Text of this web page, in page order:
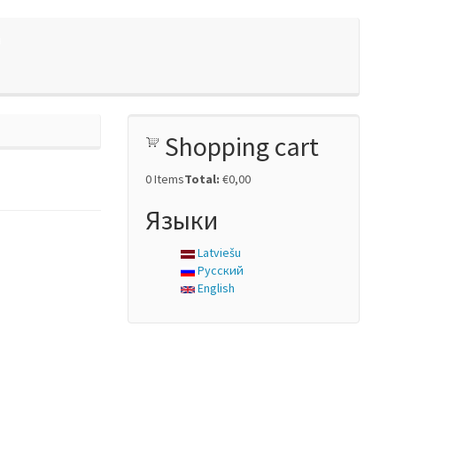
Shopping cart
0ItemsTotal: €0,00
Языки
Latviešu
Русский
English